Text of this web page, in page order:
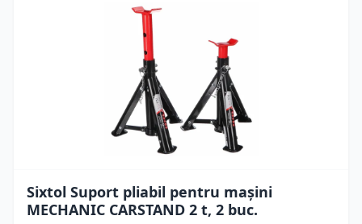
Sixtol Suport pliabil pentru mașini
MECHANIC CARSTAND 2 t, 2 buc.